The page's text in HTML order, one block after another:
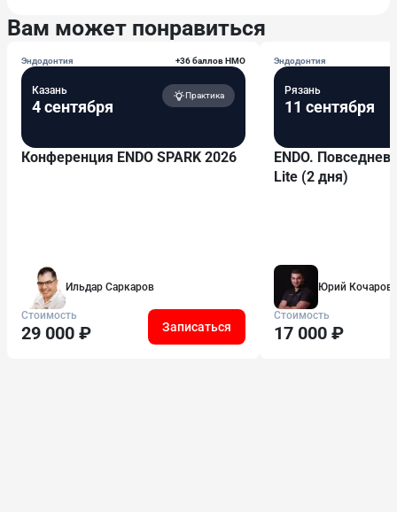
Вам может понравиться
Эндодонтия +36 баллов НМО
Казань
4 сентября
Практика
Конференция ENDO SPARK 2026
Ильдар Саркаров
Стоимость
29 000 ₽ Записаться
Эндодонтия
Рязань
11 сентября
ENDO.
Lite (2 дня)
Юрий Кочаров
Стоимость
17 000 ₽